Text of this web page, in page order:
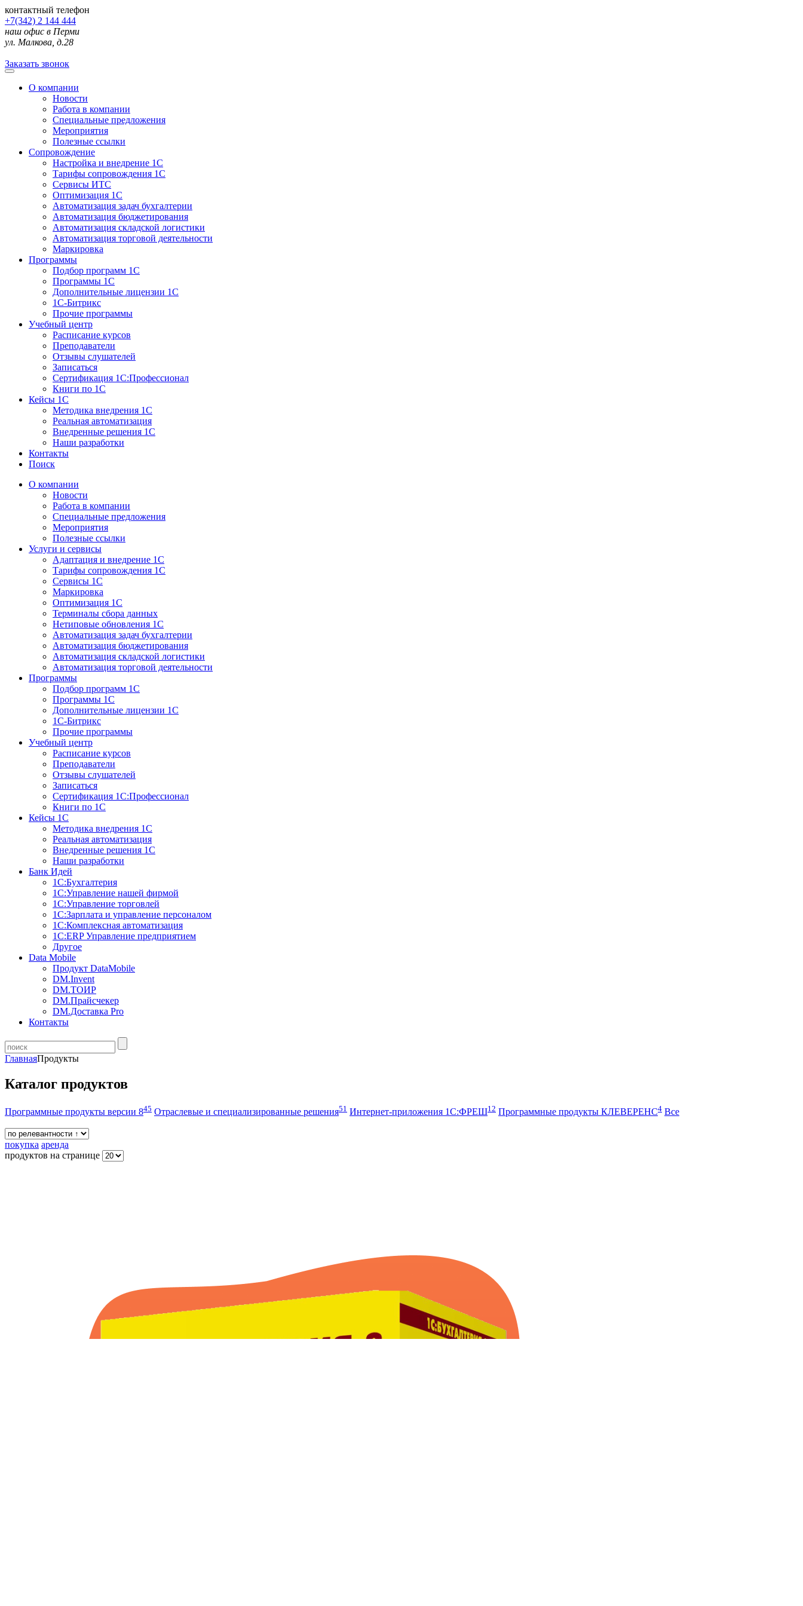
контактный телефон
+7(342) 2 144 444
наш офис в Перми
ул. Малкова, д.28
Заказать звонок
О компании
Новости
Работа в компании
Специальные предложения
Мероприятия
Полезные ссылки
Сопровождение
Настройка и внедрение 1С
Тарифы сопровождения 1С
Сервисы ИТС
Оптимизация 1С
Автоматизация задач бухгалтерии
Автоматизация бюджетирования
Автоматизация складской логистики
Автоматизация торговой деятельности
Маркировка
Программы
Подбор программ 1С
Программы 1С
Дополнительные лицензии 1С
1С-Битрикс
Прочие программы
Учебный центр
Расписание курсов
Преподаватели
Отзывы слушателей
Записаться
Сертификация 1С:Профессионал
Книги по 1С
Кейсы 1С
Методика внедрения 1С
Реальная автоматизация
Внедренные решения 1С
Наши разработки
Контакты
Поиск
О компании
Новости
Работа в компании
Специальные предложения
Мероприятия
Полезные ссылки
Услуги и сервисы
Адаптация и внедрение 1С
Тарифы сопровождения 1С
Сервисы 1С
Маркировка
Оптимизация 1С
Терминалы сбора данных
Нетиповые обновления 1С
Автоматизация задач бухгалтерии
Автоматизация бюджетирования
Автоматизация складской логистики
Автоматизация торговой деятельности
Программы
Подбор программ 1С
Программы 1С
Дополнительные лицензии 1С
1С-Битрикс
Прочие программы
Учебный центр
Расписание курсов
Преподаватели
Отзывы слушателей
Записаться
Сертификация 1С:Профессионал
Книги по 1С
Кейсы 1С
Методика внедрения 1С
Реальная автоматизация
Внедренные решения 1С
Наши разработки
Банк Идей
1С:Бухгалтерия
1С:Управление нашей фирмой
1С:Управление торговлей
1С:Зарплата и управление персоналом
1С:Комплексная автоматизация
1С:ERP Управление предприятием
Другое
Data Mobile
Продукт DataMobile
DM.Invent
DM.ТОИР
DM.Прайсчекер
DM.Доставка Pro
Контакты
ГлавнаяПродукты
Каталог продуктов
Программные продукты версии 845 Отраслевые и специализированные решения51 Интернет-приложения 1С:ФРЕШ12 Программные продукты КЛЕВЕРЕНС4 Все
покупка аренда
продуктов на странице